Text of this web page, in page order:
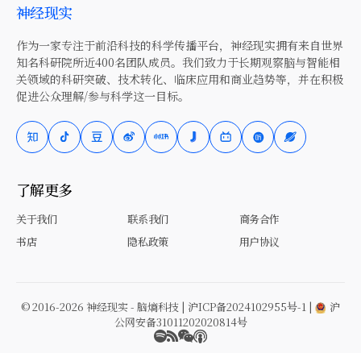
神经现实
作为一家专注于前沿科技的科学传播平台，神经现实拥有来自世界
知名科研院所近400名团队成员。我们致力于长期观察脑与智能相
关领域的科研突破、技术转化、临床应用和商业趋势等，并在积极
促进公众理解/参与科学这一目标。
了解更多
关于我们 联系我们
商务合作
书店
隐私政策 用户协议
© 2016-2026 神经现实 - 脑熵科技 | 沪ICP备2024102955号-1 |
沪
公网安备31011202020814号